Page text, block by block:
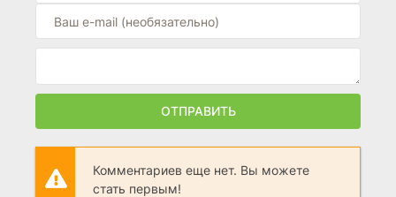
ОТПРАВИТЬ
Комментариев еще нет. Вы можете
стать первым!